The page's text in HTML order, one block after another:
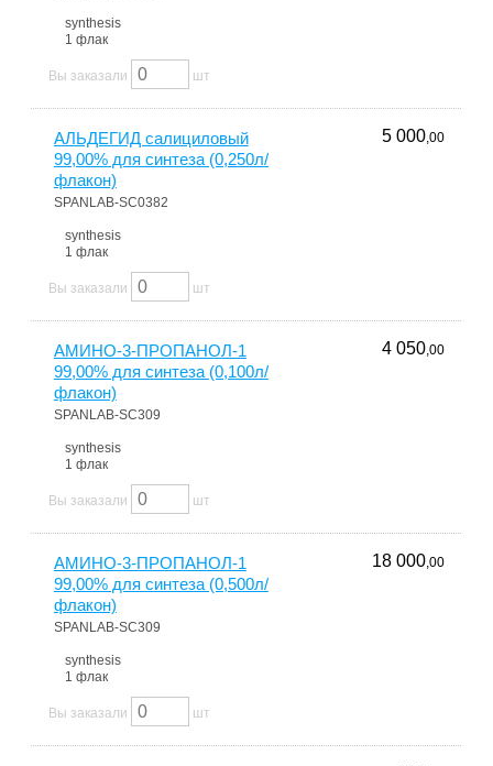
synthesis
1 флак
Вы заказали шт
АЛЬДЕГИД салициловый
99,00% для синтеза (0,250л/
флакон)
SPANLAB-SC0382
synthesis
1 флак
5 000,00
Вы заказали шт
АМИНО-3-ПРОПАНОЛ-1
99,00% для синтеза (0,100л/
флакон)
SPANLAB-SC309
synthesis
1 флак
4 050,00
Вы заказали шт
АМИНО-3-ПРОПАНОЛ-1
99,00% для синтеза (0,500л/
флакон)
SPANLAB-SC309
synthesis
1 флак
18 000,00
Вы заказали шт